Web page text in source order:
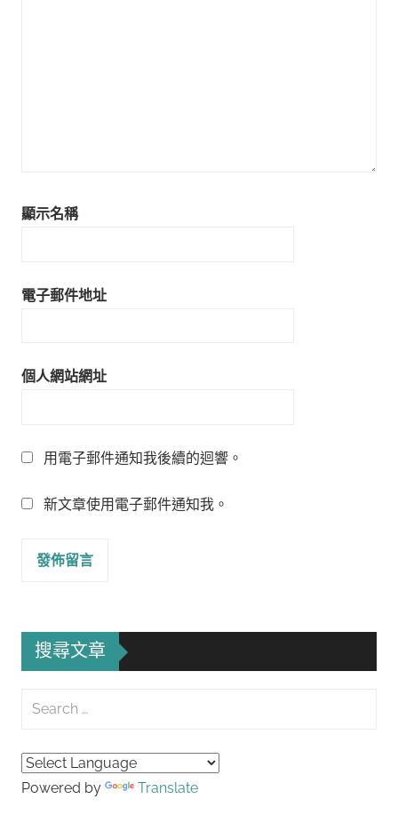
顯示名稱
電子郵件地址
個人網站網址
用電子郵件通知我後續的迴響。
新文章使用電子郵件通知我。
搜尋文章
Search
Powered by Translate